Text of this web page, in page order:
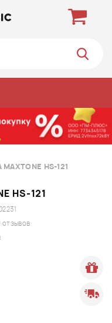
HS-121
HS-121
отзывов